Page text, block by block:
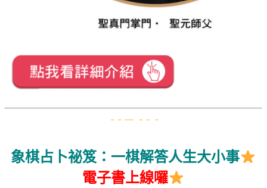
象棋占卜祕笈：一棋解答人生大小事
電子書上線囉